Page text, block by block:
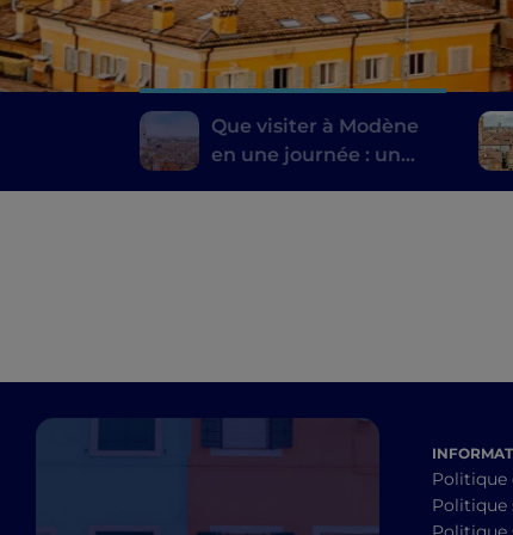
Que visiter à Modène
en une journée : un
Politique
Politique